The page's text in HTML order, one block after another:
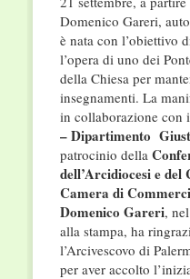
Domenico Gareri,
è nata con l’obiettivo
l’opera di uno dei
della Chiesa per
insegnamenti. La
in collaborazione con
– Dipartimento
patrocinio della
dell’Arcidiocesi e del
Camera di
Domenico Gareri,
alla stampa, ha
l’Arcivescovo di
per aver accolto